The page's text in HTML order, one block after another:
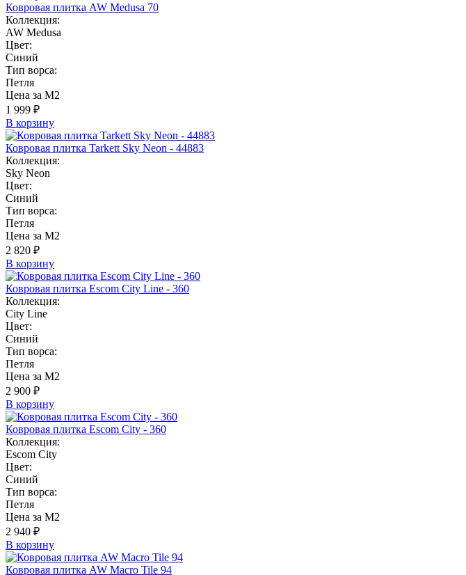
Ковровая плитка AW Medusa 70
Коллекция:
AW Medusa
Цвет:
Синий
Тип ворса:
Петля
Цена за М2
1 999 ₽
В корзину
Ковровая плитка Tarkett Sky Neon - 44883
Коллекция:
Sky Neon
Цвет:
Синий
Тип ворса:
Петля
Цена за М2
2 820 ₽
В корзину
Ковровая плитка Escom City Line - 360
Коллекция:
City Line
Цвет:
Синий
Тип ворса:
Петля
Цена за М2
2 900 ₽
В корзину
Ковровая плитка Escom City - 360
Коллекция:
Escom City
Цвет:
Синий
Тип ворса:
Петля
Цена за М2
2 940 ₽
В корзину
Ковровая плитка AW Macro Tile 94